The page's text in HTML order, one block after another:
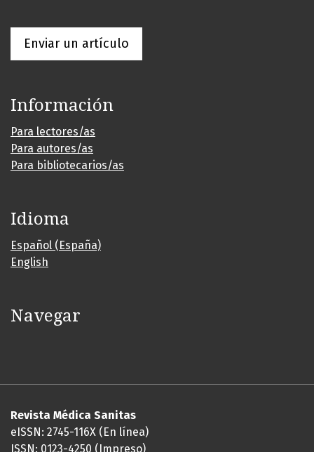
Enviar un artículo
Información
Para lectores/as
Para autores/as
Para bibliotecarios/as
Idioma
Español (España)
English
Navegar
Revista Médica Sanitas
eISSN: 2745-116X (En línea)
ISSN: 0123-4250 (Impreso)